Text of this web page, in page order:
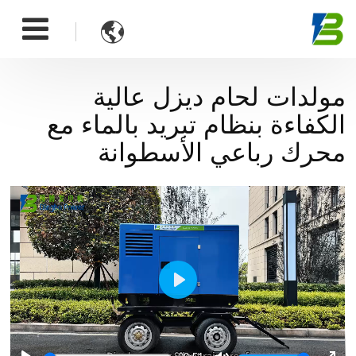

مولدات لحام ديزل عالية
الكفاءة بنظام تبريد بالماء مع
محرك رباعي الأسطوانة
Play